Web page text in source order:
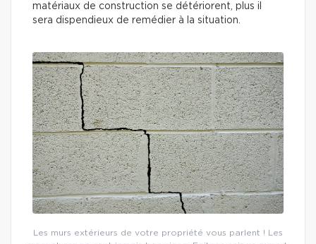
matériaux de construction se détériorent, plus il
sera dispendieux de remédier à la situation.
Les murs extérieurs de votre propriété vous parlent ! Les